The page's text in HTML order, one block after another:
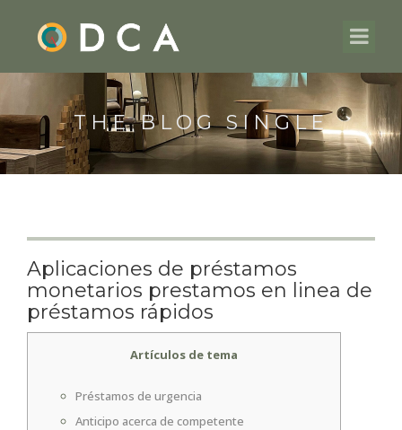
THE BLOG SINGLE
Aplicaciones de préstamos
monetarios prestamos en linea de
préstamos rápidos
Artículos de tema
Préstamos de urgencia
Anticipo acerca de competente